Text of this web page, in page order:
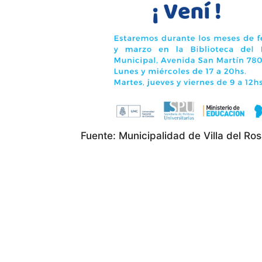
Fuente: Municipalidad de Villa del